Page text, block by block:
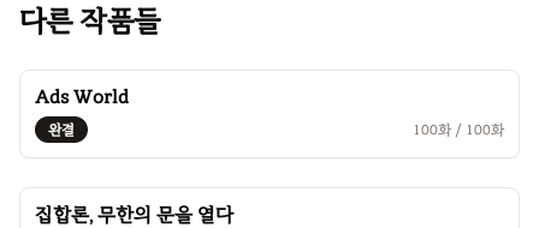
다른 작품들
Ads World
완결 100화 / 100화
집합론, 무한의 문을 열다